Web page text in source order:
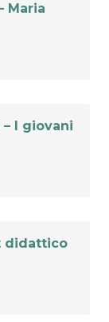
Maria
– I giovani
didattico